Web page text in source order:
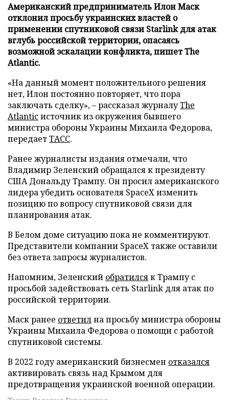
Американский предприниматель Илон Маск
отклонил просьбу украинских властей о
применении спутниковой связи Starlink для атак
вглубь российской территории, опасаясь
возможной эскалации конфликта, пишет The
Atlantic.
«На данный момент положительного решения
нет, Илон постоянно повторяет, что пора
заключать сделку», – рассказал журналуThe
Atlanticисточник из окружения бывшего
министра обороны Украины Михаила Федорова,
передаетТАСС.
Ранее журналисты издания отмечали, что
Владимир Зеленский обращался к президенту
США Дональду Трампу. Он просил американского
лидера убедить основателя SpaceX изменить
позицию по вопросу спутниковой связи для
планирования атак.
В Белом доме ситуацию пока не комментируют.
Представители компании SpaceX также оставили
без ответа запросы журналистов.
Напомним, Зеленский обратилсяк Трампу с
просьбой задействовать сеть Starlink для атак по
российской территории.
Маск ранее ответилна просьбу министра обороны
Украины Михаила Федорова о помощи с работой
спутниковой системы.
В 2022 году американский бизнесмен отказался
активировать связь над Крымом для
предотвращения украинской военной операции.